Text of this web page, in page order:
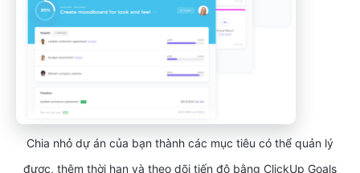
Chia nhỏ dự án của bạn thành các mục tiêu có thể quản lý
được, thêm thời hạn và theo dõi tiến độ bằng ClickUp Goals